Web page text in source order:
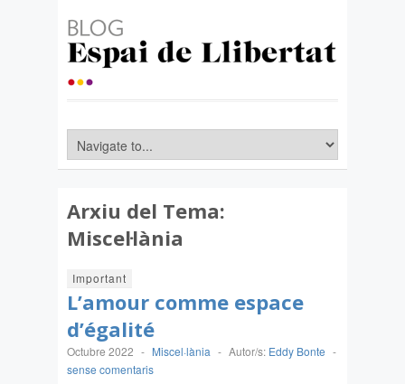
Arxiu del Tema:
Miscel·lània
Important
L’amour comme espace
d’égalité
Octubre 2022 - Miscel·lània - Autor/s: Eddy Bonte -
sense comentaris